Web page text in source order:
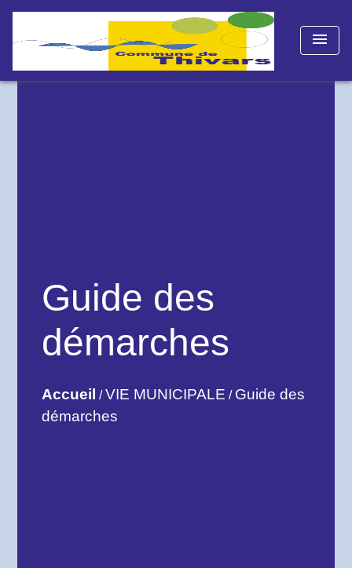
menu
Guide des
démarches
Accueil /VIE MUNICIPALE / Guide des
démarches